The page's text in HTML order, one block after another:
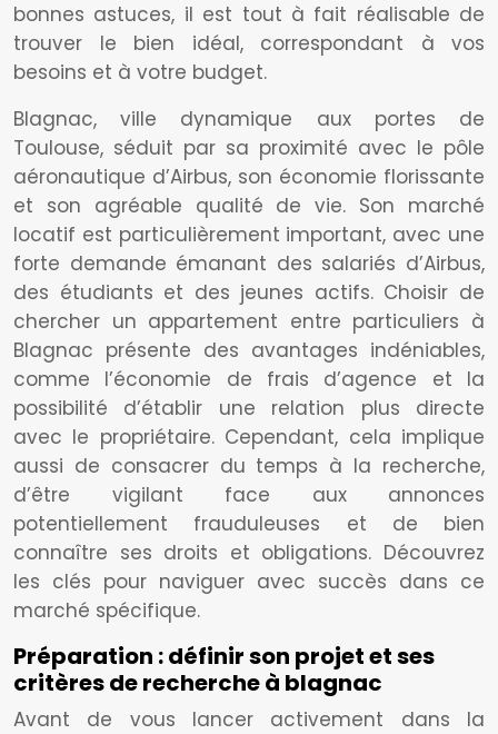
bonnes astuces, il est tout à fait réalisable de
trouver le bien idéal, correspondant à vos
besoins et à votre budget.
Blagnac, ville dynamique aux portes de
Toulouse, séduit par sa proximité avec le pôle
aéronautique d’Airbus, son économie florissante
et son agréable qualité de vie. Son marché
locatif est particulièrement important, avec une
forte demande émanant des salariés d’Airbus,
des étudiants et des jeunes actifs. Choisir de
chercher un appartement entre particuliers à
Blagnac présente des avantages indéniables,
comme l’économie de frais d’agence et la
possibilité d’établir une relation plus directe
avec le propriétaire. Cependant, cela implique
aussi de consacrer du temps à la recherche,
d’être vigilant face aux annonces
potentiellement frauduleuses et de bien
connaître ses droits et obligations. Découvrez
les clés pour naviguer avec succès dans ce
marché spécifique.
Préparation : définir son projet et ses
critères de recherche à blagnac
Avant de vous lancer activement dans la